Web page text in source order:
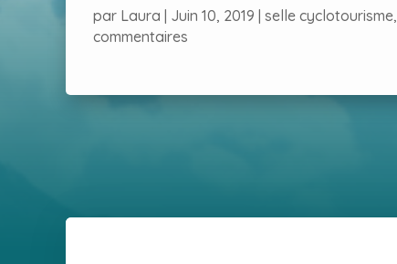
par Laura Juin 10, 2019 selle cyclotourisme,
commentaires